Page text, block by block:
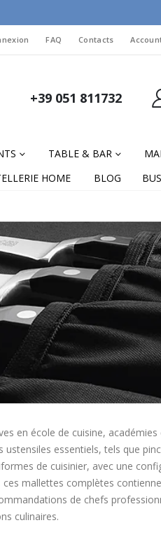
FAQ Contacts
+39 051 811732
TABLE & BAR
HOME BLOG
en école de cuisine,
essentiels, tels que
de cuisinier, avec une
mallettes complètes
de chefs
culinaires.